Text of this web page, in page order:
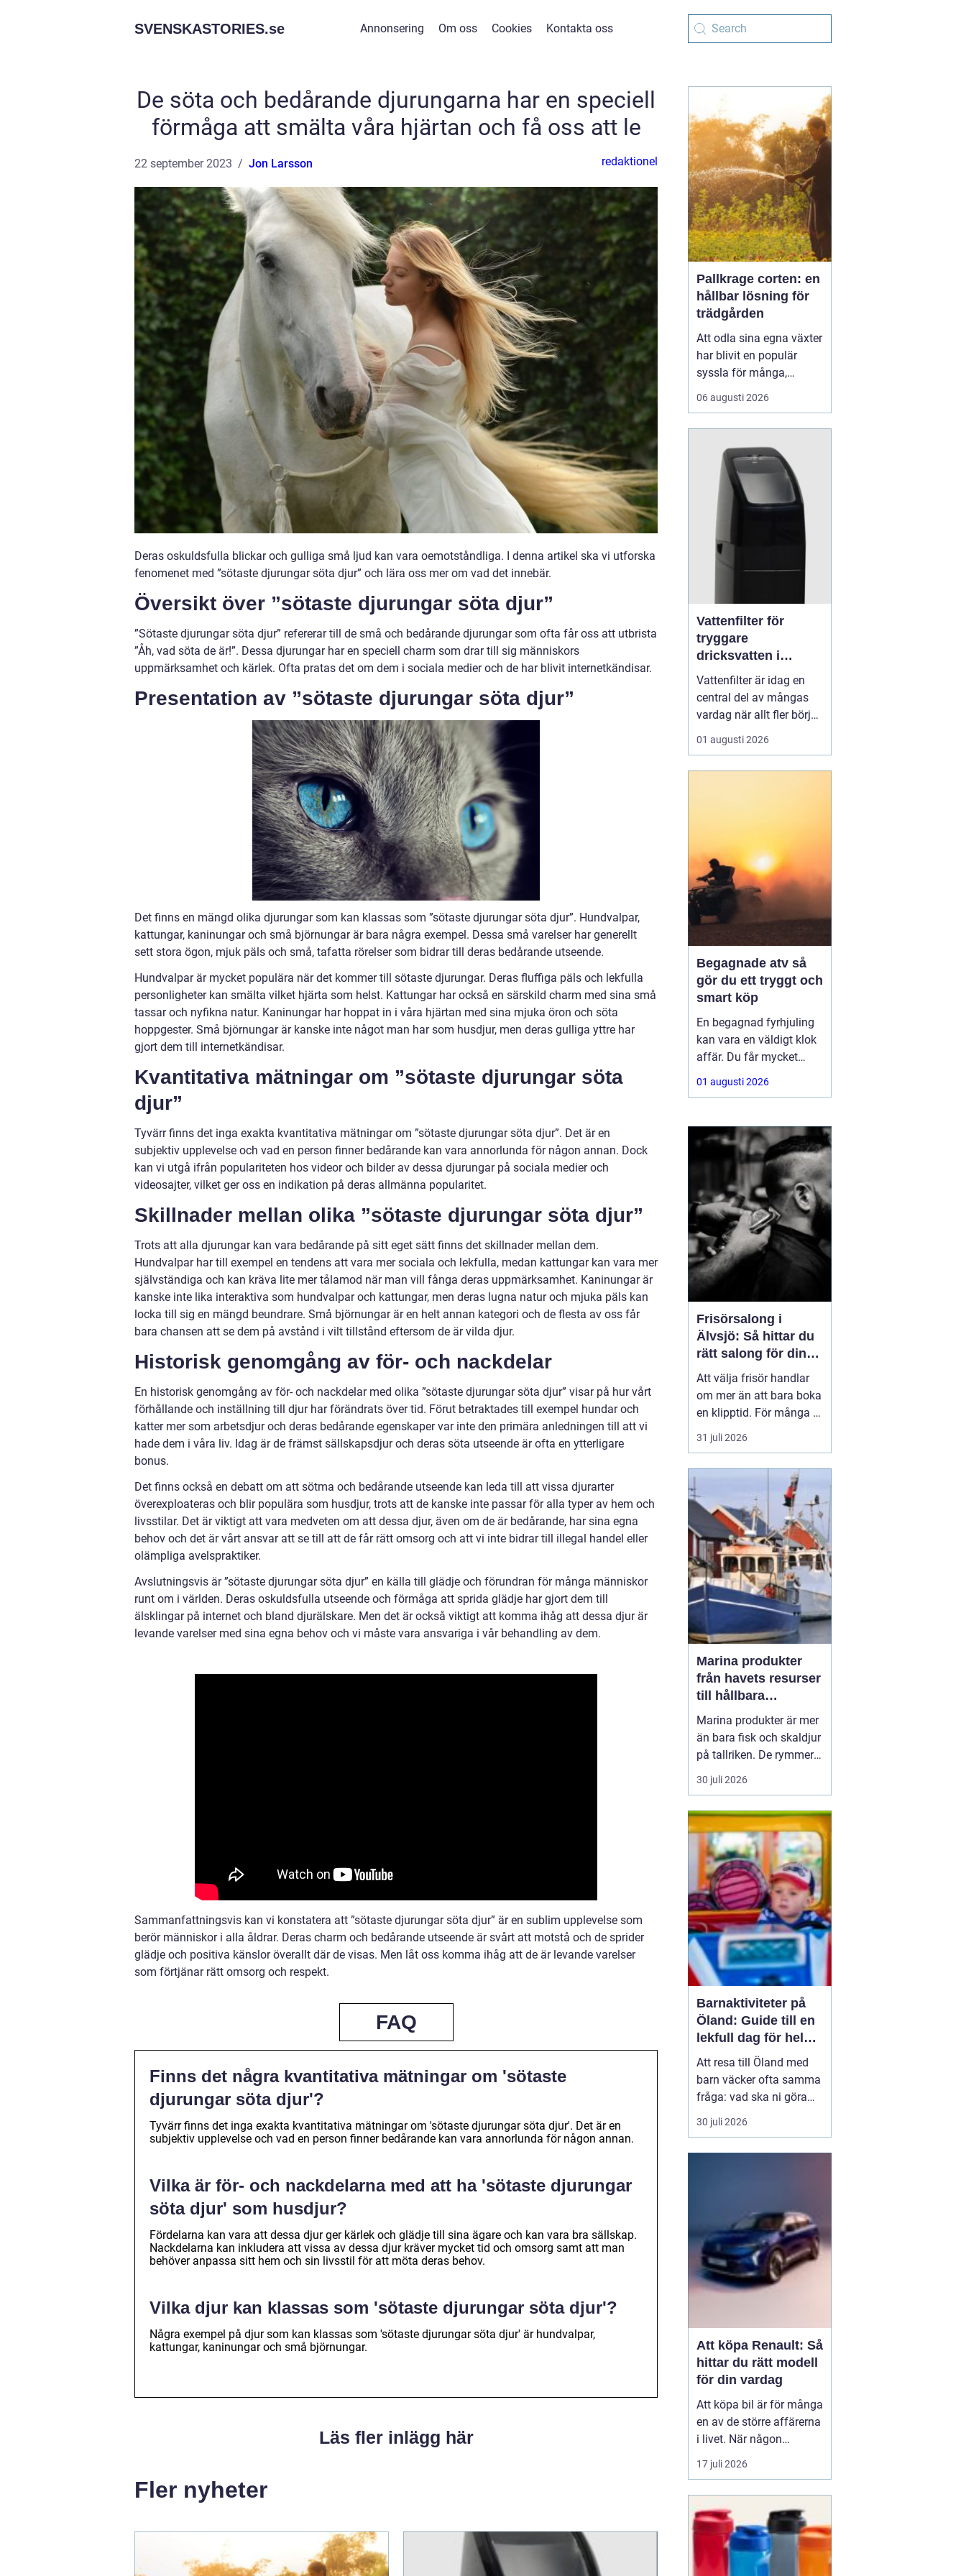
SVENSKASTORIES.se Annonsering Om oss Cookies Kontakta oss
De söta och bedårande djurungarna har en speciell
förmåga att smälta våra hjärtan och få oss att le
22 september 2023 Jon Larsson redaktionel
Deras oskuldsfulla blickar och gulliga små ljud kan vara oemotståndliga. I denna artikel ska vi utforska
fenomenet med ”sötaste djurungar söta djur” och lära oss mer om vad det innebär.
Översikt över ”sötaste djurungar söta djur”
”Sötaste djurungar söta djur” refererar till de små och bedårande djurungar som ofta får oss att utbrista
”Åh, vad söta de är!”. Dessa djurungar har en speciell charm som drar till sig människors
uppmärksamhet och kärlek. Ofta pratas det om dem i sociala medier och de har blivit internetkändisar.
Presentation av ”sötaste djurungar söta djur”
Det finns en mängd olika djurungar som kan klassas som ”sötaste djurungar söta djur”. Hundvalpar,
kattungar, kaninungar och små björnungar är bara några exempel. Dessa små varelser har generellt
sett stora ögon, mjuk päls och små, tafatta rörelser som bidrar till deras bedårande utseende.
Hundvalpar är mycket populära när det kommer till sötaste djurungar. Deras fluffiga päls och lekfulla
personligheter kan smälta vilket hjärta som helst. Kattungar har också en särskild charm med sina små
tassar och nyfikna natur. Kaninungar har hoppat in i våra hjärtan med sina mjuka öron och söta
hoppgester. Små björnungar är kanske inte något man har som husdjur, men deras gulliga yttre har
gjort dem till internetkändisar.
Kvantitativa mätningar om ”sötaste djurungar söta
djur”
Tyvärr finns det inga exakta kvantitativa mätningar om ”sötaste djurungar söta djur”. Det är en
subjektiv upplevelse och vad en person finner bedårande kan vara annorlunda för någon annan. Dock
kan vi utgå ifrån populariteten hos videor och bilder av dessa djurungar på sociala medier och
videosajter, vilket ger oss en indikation på deras allmänna popularitet.
Skillnader mellan olika ”sötaste djurungar söta djur”
Trots att alla djurungar kan vara bedårande på sitt eget sätt finns det skillnader mellan dem.
Hundvalpar har till exempel en tendens att vara mer sociala och lekfulla, medan kattungar kan vara mer
självständiga och kan kräva lite mer tålamod när man vill fånga deras uppmärksamhet. Kaninungar är
kanske inte lika interaktiva som hundvalpar och kattungar, men deras lugna natur och mjuka päls kan
locka till sig en mängd beundrare. Små björnungar är en helt annan kategori och de flesta av oss får
bara chansen att se dem på avstånd i vilt tillstånd eftersom de är vilda djur.
Historisk genomgång av för- och nackdelar
En historisk genomgång av för- och nackdelar med olika ”sötaste djurungar söta djur” visar på hur vårt
förhållande och inställning till djur har förändrats över tid. Förut betraktades till exempel hundar och
katter mer som arbetsdjur och deras bedårande egenskaper var inte den primära anledningen till att vi
hade dem i våra liv. Idag är de främst sällskapsdjur och deras söta utseende är ofta en ytterligare
bonus.
Det finns också en debatt om att sötma och bedårande utseende kan leda till att vissa djurarter
överexploateras och blir populära som husdjur, trots att de kanske inte passar för alla typer av hem och
livsstilar. Det är viktigt att vara medveten om att dessa djur, även om de är bedårande, har sina egna
behov och det är vårt ansvar att se till att de får rätt omsorg och att vi inte bidrar till illegal handel eller
olämpliga avelspraktiker.
Avslutningsvis är ”sötaste djurungar söta djur” en källa till glädje och förundran för många människor
runt om i världen. Deras oskuldsfulla utseende och förmåga att sprida glädje har gjort dem till
älsklingar på internet och bland djurälskare. Men det är också viktigt att komma ihåg att dessa djur är
levande varelser med sina egna behov och vi måste vara ansvariga i vår behandling av dem.
Sammanfattningsvis kan vi konstatera att ”sötaste djurungar söta djur” är en sublim upplevelse som
berör människor i alla åldrar. Deras charm och bedårande utseende är svårt att motstå och de sprider
glädje och positiva känslor överallt där de visas. Men låt oss komma ihåg att de är levande varelser
som förtjänar rätt omsorg och respekt.
FAQ
Finns det några kvantitativa mätningar om 'sötaste
djurungar söta djur'?
Tyvärr finns det inga exakta kvantitativa mätningar om 'sötaste djurungar söta djur'. Det är en
subjektiv upplevelse och vad en person finner bedårande kan vara annorlunda för någon annan.
Vilka är för- och nackdelarna med att ha 'sötaste djurungar
söta djur' som husdjur?
Fördelarna kan vara att dessa djur ger kärlek och glädje till sina ägare och kan vara bra sällskap.
Nackdelarna kan inkludera att vissa av dessa djur kräver mycket tid och omsorg samt att man
behöver anpassa sitt hem och sin livsstil för att möta deras behov.
Vilka djur kan klassas som 'sötaste djurungar söta djur'?
Några exempel på djur som kan klassas som 'sötaste djurungar söta djur' är hundvalpar,
kattungar, kaninungar och små björnungar.
Läs fler inlägg här
Fler nyheter
Pallkrage corten: en
hållbar lösning för
trädgården
Att odla sina egna växter
har blivit en populär
syssla för många,
oavsett om det handlar
om att ha en prunkande
balkongträdgård i stan.
En av de mest effektiva
och este...
06 augusti 2026
Vattenfilter för
tryggare
dricksvatten i
vardagen
Vattenfilter är idag en
central del av mångas
vardag när allt fler börjar
fundera på kvaliteten på
vattnet som kommer ur
hårt vat...
01 augusti 2026
Begagnade atv så
gör du ett tryggt och
smart köp
En begagnad fyrhjuling
kan vara en väldigt klok
affär. Du får mycket
funktion för pengarna
och slipper den största
ofta kommer direkt när
en maskin är ny.
Samtidigt kräver ett
andrahandsköp mer
eftertanke. Den som vill
köpa
01 augusti 2026
Frisörsalong i
Älvsjö: Så hittar du
rätt salong för din
stil och vardag
Att välja frisör handlar
om mer än att bara boka
en klipptid. För många är
frisörbesöket en paus i
vardagen, en chans att
känna sig mer som sig
själv. I Älvsjö fi...
31 juli 2026
Marina produkter
från havets resurser
till hållbara
upplevelser
Marina produkter är mer
än bara fisk och skaldjur
på tallriken. De rymmer
allt från mat och hälsa
till friluftsliv, kultur och
områden spelar havet en
central roll för både
ekonomi och livskvalitet.
När fler söker sig mot
nat...
30 juli 2026
Barnaktiviteter på
Öland: Guide till en
lekfull dag för hela
familjen
Att resa till Öland med
barn väcker ofta samma
fråga: vad ska ni göra
för att alla ska trivas,
oavsett ålder och
30 juli 2026
Att köpa Renault: Så
hittar du rätt modell
för din vardag
Att köpa bil är för många
en av de större affärerna
i livet. När någon
funderar på att köpa
Renault Skåne
17 juli 2026